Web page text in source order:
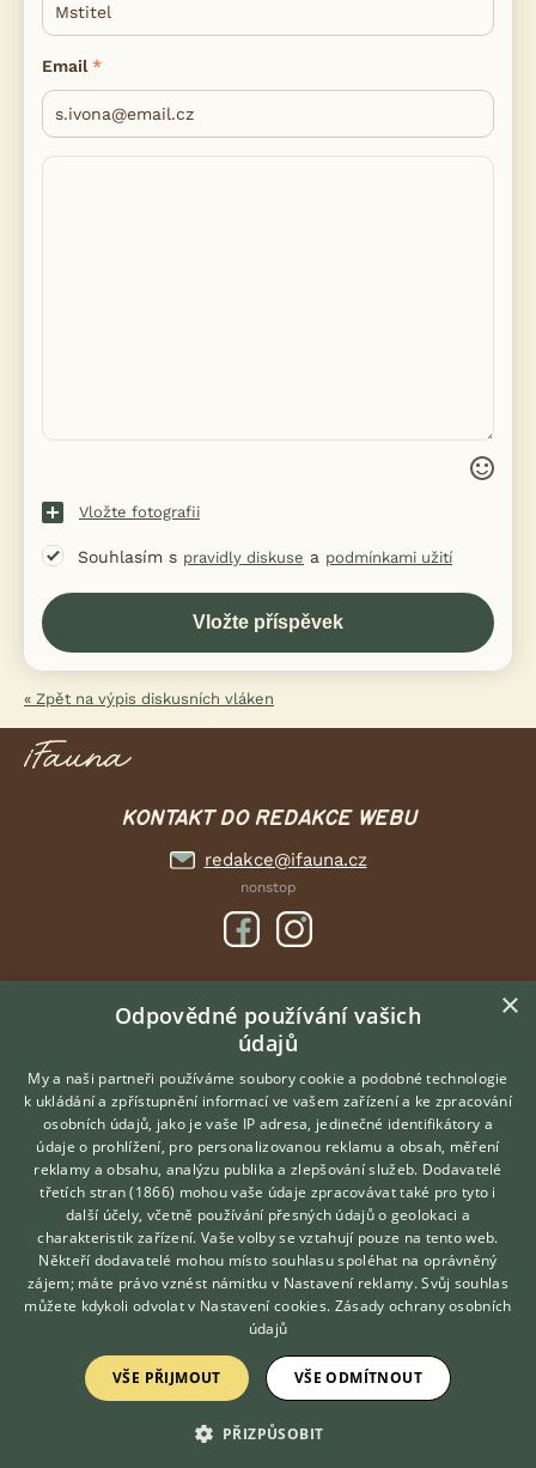
Email
Vložte fotografii
Souhlasím s pravidly diskuse a podmínkami užití
« Zpět na výpis diskusních vláken
KONTAKT DO REDAKCE WEBU
redakce@ifauna.cz
nonstop
DOMOVSKÁ STRÁNKA
INZERCE
DISKUSE
ČLÁNKY
O nás
Kontakt
Možnosti zvýraznění inzerátů
Podmínky užití
Zpracování osobních údajů
Přihlášení
Registrace
Hledáte zvířecího kamaráda?
Zdarma vám poradí
VETERINÁŘ ONLINE
KONZULTOVAT S
VETERINÁŘEM
×
Odpovědné používání vašich
údajů
My a naši partneři používáme soubory cookie a podobné technologie
k ukládání a zpřístupnění informací ve vašem zařízení a ke zpracování
osobních údajů, jako je vaše IP adresa, jedinečné identifikátory a
údaje o prohlížení, pro personalizovanou reklamu a obsah, měření
reklamy a obsahu, analýzu publika a zlepšování služeb. Dodavatelé
třetích stran (1866) mohou vaše údaje zpracovávat také pro tyto i
další účely, včetně používání přesných údajů o geolokaci a
charakteristik zařízení. Vaše volby se vztahují pouze na tento web.
Někteří dodavatelé mohou místo souhlasu spoléhat na oprávněný
zájem; máte právo vznést námitku v Nastavení reklamy. Svůj souhlas
můžete kdykoli odvolat v Nastavení cookies. Zásady ochrany osobních
údajů
VŠE PŘIJMOUT VŠE ODMÍTNOUT
PŘIZPŮSOBIT